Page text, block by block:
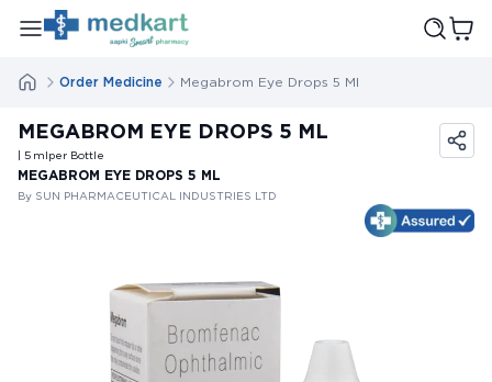
Order Medicine Megabrom Eye Drops 5 Ml
MEGABROM EYE DROPS 5 ML
| 5 mlper Bottle
MEGABROM EYE DROPS 5 ML
By SUN PHARMACEUTICAL INDUSTRIES LTD